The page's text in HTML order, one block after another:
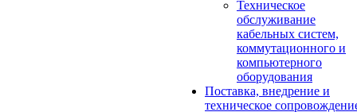
Техническое
обслуживание
кабельных систем,
коммутационного и
компьютерного
оборудования
Поставка, внедрение и
техническое